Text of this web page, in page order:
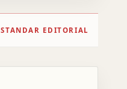
STANDAR EDITORIAL